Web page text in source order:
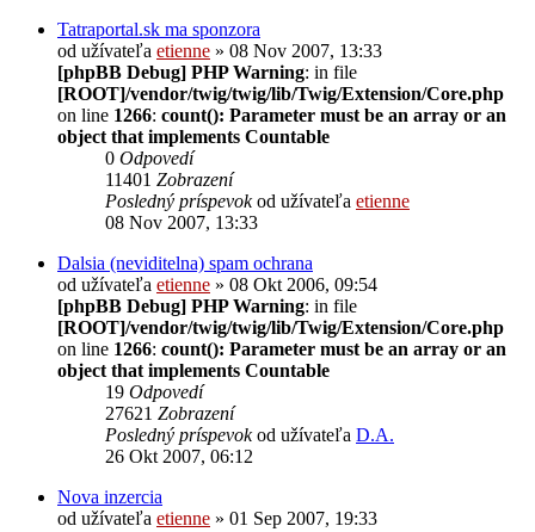
Tatraportal.sk ma sponzora
od užívateľa etienne » 08 Nov 2007, 13:33
[phpBB Debug] PHP Warning: in file
[ROOT]/vendor/twig/twig/lib/Twig/Extension/Core.php
on line 1266: count(): Parameter must be an array or an
object that implements Countable
0 Odpovedí
11401 Zobrazení
Posledný príspevokod užívateľa etienne
08 Nov 2007, 13:33
Dalsia (neviditelna) spam ochrana
od užívateľa etienne » 08 Okt 2006, 09:54
[phpBB Debug] PHP Warning: in file
[ROOT]/vendor/twig/twig/lib/Twig/Extension/Core.php
on line 1266: count(): Parameter must be an array or an
object that implements Countable
19 Odpovedí
27621 Zobrazení
Posledný príspevokod užívateľa D.A.
26 Okt 2007, 06:12
Nova inzercia
od užívateľa etienne » 01 Sep 2007, 19:33